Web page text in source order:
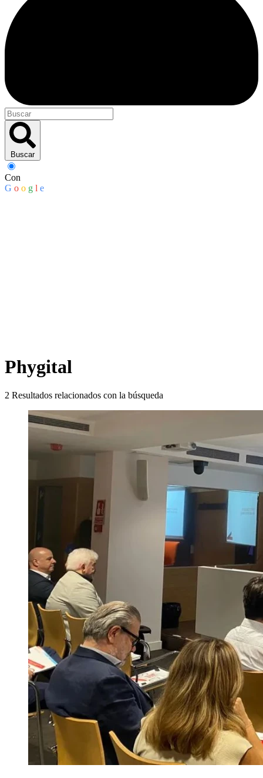
Buscar
Con
G o o g l e
Phygital
2 Resultados relacionados con la búsqueda